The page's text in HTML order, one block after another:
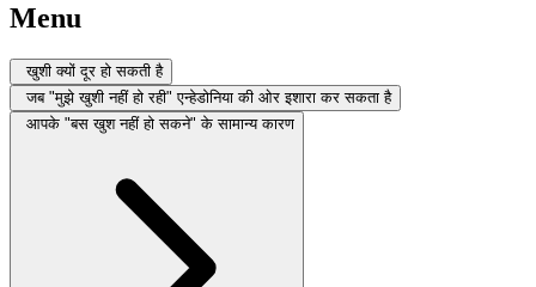
Menu
खुशी क्यों दूर हो सकती है
जब "मुझे खुशी नहीं हो रही" एन्हेडोनिया की ओर इशारा कर सकता है
आपके "बस खुश नहीं हो सकने" के सामान्य कारण